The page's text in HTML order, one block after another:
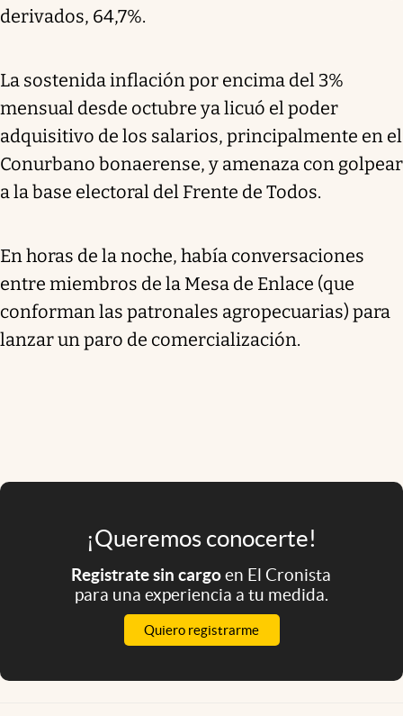
derivados, 64,7%.
La sostenida inflación por encima del 3%
mensual desde octubre ya licuó el poder
adquisitivo de los salarios, principalmente en el
Conurbano bonaerense, y amenaza con golpear
a la base electoral del Frente de Todos.
En horas de la noche, había conversaciones
entre miembros de la Mesa de Enlace (que
conforman las patronales agropecuarias) para
lanzar un paro de comercialización.
¡Queremos conocerte!
Registrate sin cargoen El Cronista
para una experiencia a tu medida.
Quiero registrarme